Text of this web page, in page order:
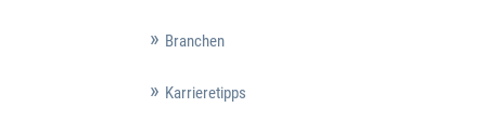
Branchen
Karrieretipps